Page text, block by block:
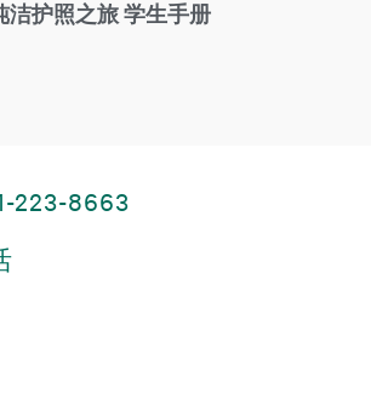
洁护照之旅 学生手册
223-8663